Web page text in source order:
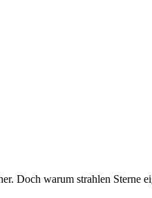
Doch warum strahlen